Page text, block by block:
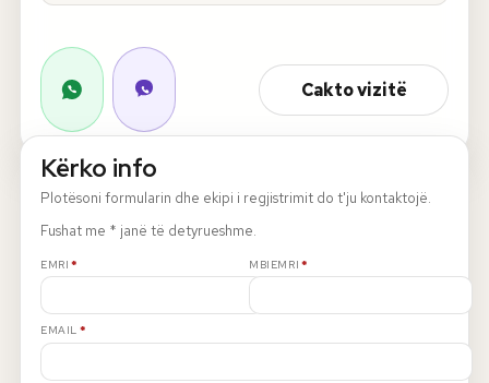
Rreth nesh
Kontakti
GJUHA
EN
Apliko Kërko info
UMS Staff
UMS Students
Cakto vizitë
Kërko info
Plotësoni formularin dhe ekipi i regjistrimit do t'ju kontaktojë.
Fushat me * janë të detyrueshme.
EMRI *
E DETYRUESHME MBIEMRI *
E DETYRUESHME
EMAIL *
E DETYRUESHME